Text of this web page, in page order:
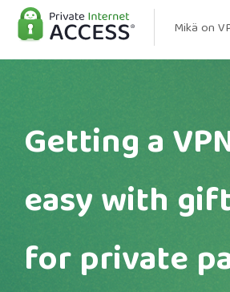
Mikä on
Getting a
easy with
for private